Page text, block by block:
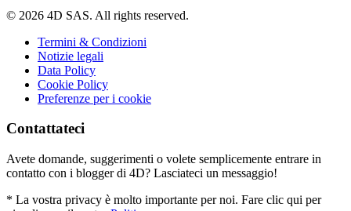
© 2026 4D SAS. All rights reserved.
Termini & Condizioni
Notizie legali
Data Policy
Cookie Policy
Preferenze per i cookie
Contattateci
Avete domande, suggerimenti o volete semplicemente entrare in
contatto con i blogger di 4D? Lasciateci un messaggio!
* La vostra privacy è molto importante per noi. Fare clic qui per